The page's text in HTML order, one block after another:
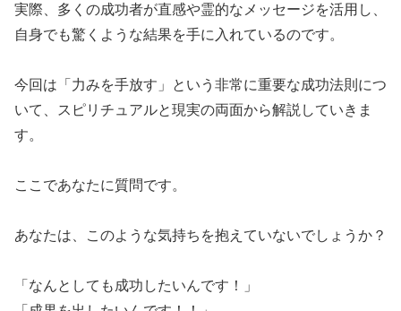
​実際、多くの成功者が直感や霊的なメッセージを活用し、
自身でも驚くような結果を手に入れているのです。
​今回は「力みを手放す」という非常に重要な成功法則につ
いて、スピリチュアルと現実の両面から解説していきま
す。
​ここであなたに質問です。
​あなたは、このような気持ちを抱えていないでしょうか？
​「なんとしても成功したいんです！」